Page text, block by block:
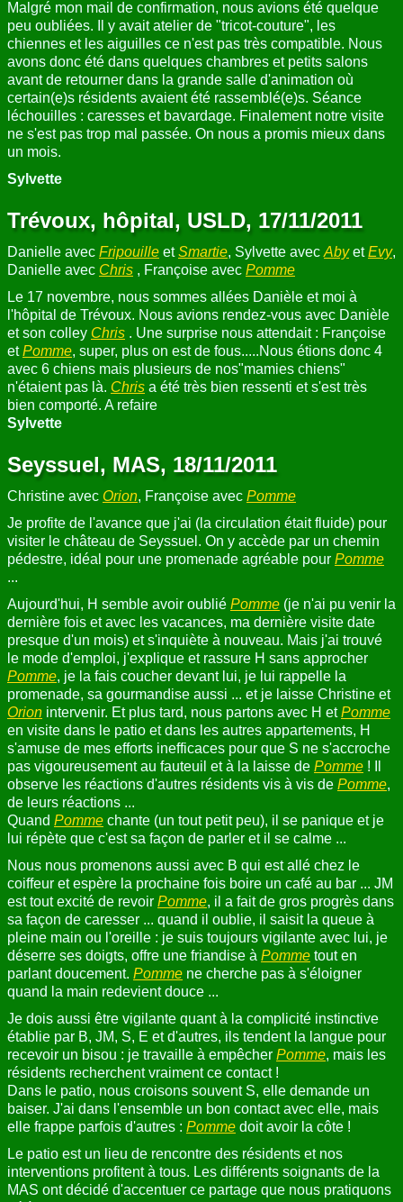
Malgré mon mail de confirmation, nous avions été quelque
peu oubliées. Il y avait atelier de "tricot-couture", les
chiennes et les aiguilles ce n'est pas très compatible. Nous
avons donc été dans quelques chambres et petits salons
avant de retourner dans la grande salle d'animation où
certain(e)s résidents avaient été rassemblé(e)s. Séance
léchouilles : caresses et bavardage. Finalement notre visite
ne s'est pas trop mal passée. On nous a promis mieux dans
un mois.
Sylvette
Trévoux, hôpital, USLD, 17/11/2011
Danielle avec Fripouille etSmartie, Sylvette avec AbyetEvy,
Danielle avec Chris , Françoise avec Pomme
Le 17 novembre, nous sommes allées Danièle et moi à
l'hôpital de Trévoux. Nous avions rendez-vous avec Danièle
et son colley Chris . Une surprise nous attendait : Françoise
etPomme, super, plus on est de fous.....Nous étions donc 4
avec 6 chiens mais plusieurs de nos"mamies chiens"
n'étaient pas là. Chris a été très bien ressenti et s'est très
bien comporté. A refaire
Sylvette
Seyssuel, MAS, 18/11/2011
Christine avec Orion, Françoise avec Pomme
Je profite de l'avance que j'ai (la circulation était fluide) pour
visiter le château de Seyssuel. On y accède par un chemin
pédestre, idéal pour une promenade agréable pour Pomme
...
Aujourd'hui, H semble avoir oublié Pomme (je n'ai pu venir la
dernière fois et avec les vacances, ma dernière visite date
presque d'un mois) et s'inquiète à nouveau. Mais j'ai trouvé
le mode d'emploi, j'explique et rassure H sans approcher
Pomme, je la fais coucher devant lui, je lui rappelle la
promenade, sa gourmandise aussi ... et je laisse Christine et
Orion intervenir. Et plus tard, nous partons avec H etPomme
en visite dans le patio et dans les autres appartements, H
s'amuse de mes efforts inefficaces pour que S ne s'accroche
pas vigoureusement au fauteuil et à la laisse de Pomme ! Il
observe les réactions d'autres résidents vis à vis de Pomme,
de leurs réactions ...
Quand Pomme chante (un tout petit peu), il se panique et je
lui répète que c'est sa façon de parler et il se calme ...
Nous nous promenons aussi avec B qui est allé chez le
coiffeur et espère la prochaine fois boire un café au bar ... JM
est tout excité de revoir Pomme, il a fait de gros progrès dans
sa façon de caresser ... quand il oublie, il saisit la queue à
pleine main ou l'oreille : je suis toujours vigilante avec lui, je
déserre ses doigts, offre une friandise à Pomme tout en
parlant doucement. Pomme ne cherche pas à s'éloigner
quand la main redevient douce ...
Je dois aussi être vigilante quant à la complicité instinctive
établie par B, JM, S, E et d'autres, ils tendent la langue pour
recevoir un bisou : je travaille à empêcher Pomme, mais les
résidents recherchent vraiment ce contact !
Dans le patio, nous croisons souvent S, elle demande un
baiser. J'ai dans l'ensemble un bon contact avec elle, mais
elle frappe parfois d'autres : Pomme doit avoir la côte !
Le patio est un lieu de rencontre des résidents et nos
interventions profitent à tous. Les différents soignants de la
MAS ont décidé d'accentuer ce partage que nous pratiquons